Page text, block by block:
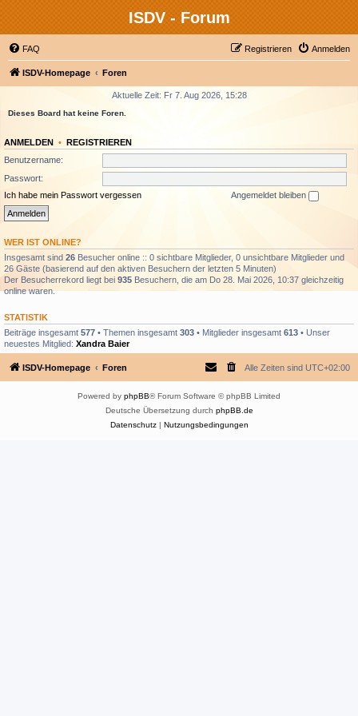
ISDV - Forum
FAQ Anmelden
Registrieren
ISDV-Homepage Foren
Aktuelle Zeit: Fr 7. Aug 2026, 15:28
Dieses Board hat keine Foren.
ANMELDEN • REGISTRIEREN
Benutzername:
Passwort:
Ich habe mein Passwort vergessen
Angemeldet bleiben
WER IST ONLINE?
Insgesamt sind 26 Besucher online :: 0 sichtbare Mitglieder, 0 unsichtbare Mitglieder und
26 Gäste (basierend auf den aktiven Besuchern der letzten 5 Minuten)
Der Besucherrekord liegt bei 935 Besuchern, die am Do 28. Mai 2026, 10:37 gleichzeitig
online waren.
STATISTIK
Beiträge insgesamt 577 • Themen insgesamt 303 • Mitglieder insgesamt 613 • Unser
neuestes Mitglied: Xandra Baier
ISDV-Homepage Foren Alle Zeiten sind UTC+02:00
Powered by phpBB® Forum Software © phpBB Limited
Deutsche Übersetzung durch phpBB.de
Datenschutz| Nutzungsbedingungen